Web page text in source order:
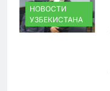
НОВОСТИ
УЗБЕКИСТАНА